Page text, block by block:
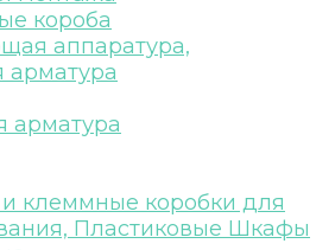
короба
аппаратура,
арматура
арматура
клеммные коробки для
Пластиковые Шкафы